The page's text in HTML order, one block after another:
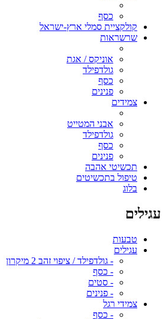
כסף
קולקציית סמלי ארץ-ישראל
שרשראות
אוניקס / אגת
גולדפילד
כסף
פנינים
צמידים
אבני המטייט
גולדפילד
כסף
פנינים
תכשיטי אהבה
טיפול בתכשיטים
בלוג
עגילים
טבעות
עגילים
- גולדפילד / ציפוי זהב 2 מיקרון
- כסף
- סטים
- פנינים
צמידי רגל
- כסף